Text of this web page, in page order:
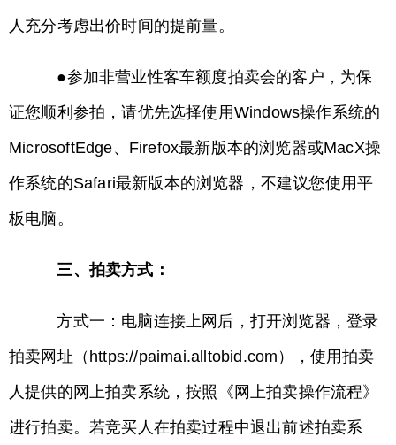
人充分考虑出价时间的提前量。
●参加非营业性客车额度拍卖会的客户，为保
证您顺利参拍，请优先选择使用Windows操作系统的
MicrosoftEdge、Firefox最新版本的浏览器或MacX操
作系统的Safari最新版本的浏览器，不建议您使用平
板电脑。
三、拍卖方式：
方式一：电脑连接上网后，打开浏览器，登录
拍卖网址（https://paimai.alltobid.com），使用拍卖
人提供的网上拍卖系统，按照《网上拍卖操作流程》
进行拍卖。若竞买人在拍卖过程中退出前述拍卖系